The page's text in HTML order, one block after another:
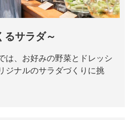
るサラダ～
は、お好みの野菜とドレッシ
ジナルのサラダづくりに挑